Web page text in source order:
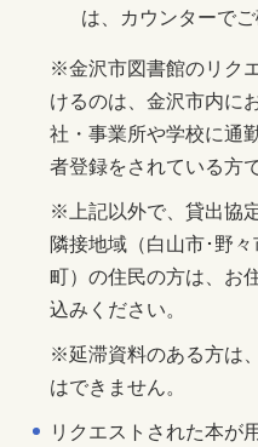
は、カウンターでご
※金沢市図書館のリク
けるのは、金沢市内に
社・事業所や学校に通
者登録をされている方で
※上記以外で、貸出協
隣接地域（白山市･野
町）の住民の方は、お
込みください。
※延滞資料のある方は
はできません。
リクエストされた本が